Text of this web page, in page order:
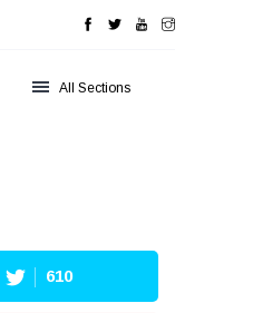
All Sections
610